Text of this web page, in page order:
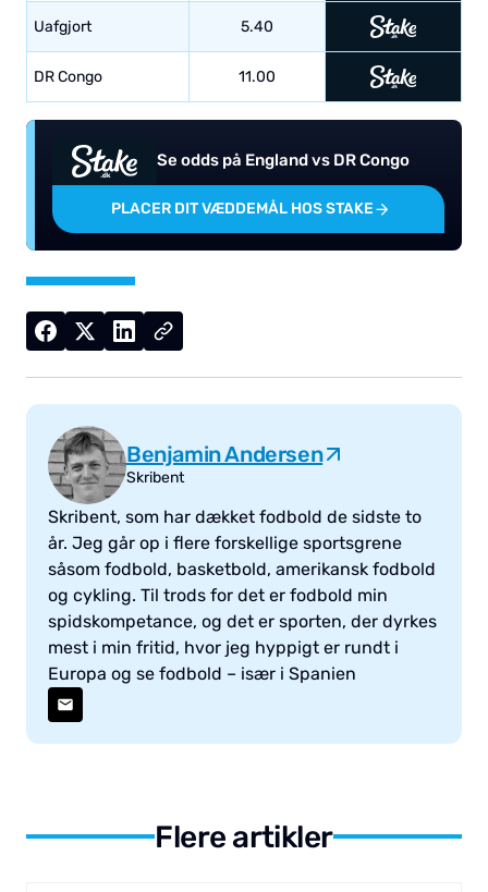
Uafgjort 5.40
DR Congo 11.00
Se odds på England vs DR Congo
PLACER DIT VÆDDEMÅL HOS STAKE
Benjamin Andersen
Skribent
Skribent, som har dækket fodbold de sidste to
år. Jeg går op i flere forskellige sportsgrene
såsom fodbold, basketbold, amerikansk fodbold
og cykling. Til trods for det er fodbold min
spidskompetance, og det er sporten, der dyrkes
mest i min fritid, hvor jeg hyppigt er rundt i
Europa og se fodbold – især i Spanien
Flere artikler